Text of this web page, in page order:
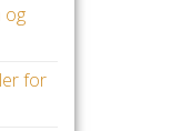
og
for